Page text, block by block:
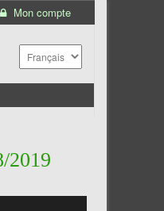
Mon compte
2019